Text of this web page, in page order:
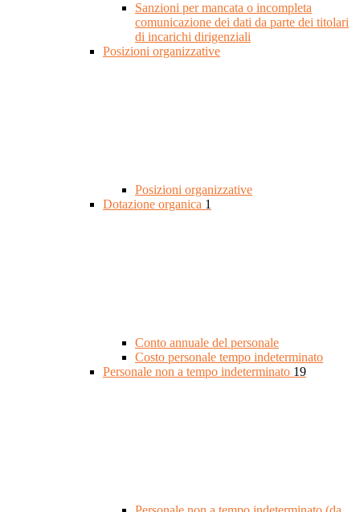
Sanzioni per mancata o incompleta
comunicazione dei dati da parte dei titolari
di incarichi dirigenziali
Posizioni organizzative
Posizioni organizzative
Dotazione organica 1
Conto annuale del personale
Costo personale tempo indeterminato
Personale non a tempo indeterminato 19